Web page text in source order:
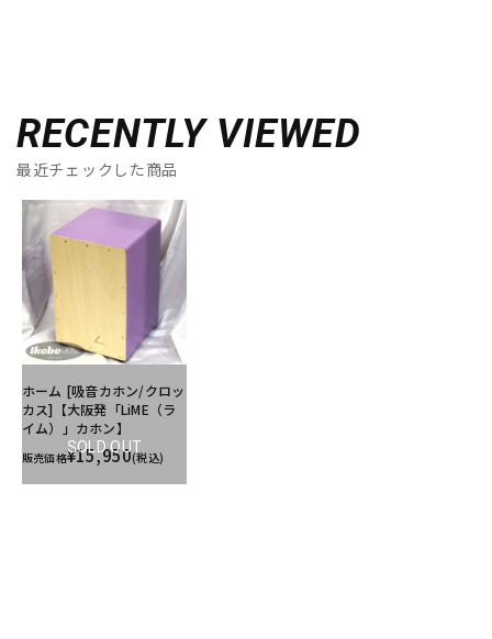
RECENTLY VIEWED
最近チェックした商品
SOLD OUT
ホーム [吸音カホン/クロッ
カス]【大阪発「LiME（ラ
イム）」カホン】
販売価格¥15,950(税込)